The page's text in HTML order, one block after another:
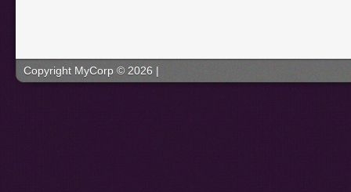
Copyright MyCorp © 2026 |